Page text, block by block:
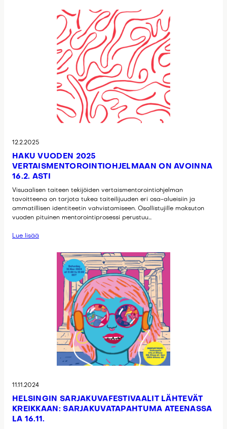
12.2.2025
HAKU VUODEN 2025
VERTAISMENTOROINTIOHJELMAAN ON AVOINNA
16.2. ASTI
Visuaalisen taiteen tekijöiden vertaismentorointiohjelman
tavoitteena on tarjota tukea taiteilijuuden eri osa-alueisiin ja
ammatillisen identiteetin vahvistamiseen. Osallistujille maksuton
vuoden pituinen mentorointiprosessi perustuu…
Lue lisää
11.11.2024
HELSINGIN SARJAKUVAFESTIVAALIT LÄHTEVÄT
KREIKKAAN: SARJAKUVATAPAHTUMA ATEENASSA
LA 16.11.